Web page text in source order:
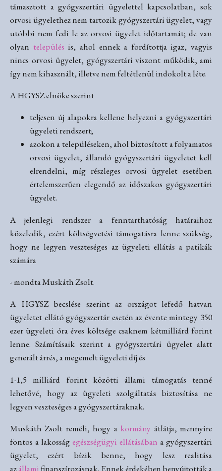
támasztott a gyógyszertári ügyelettel kapcsolatban, sok
orvosi ügyelethez nem tartozik gyógyszertári ügyelet, vagy
utóbbi nem fedi le az orvosi ügyelet időtartamát; de van
olyan település is, ahol ennek a fordítottja igaz, vagyis
nincs orvosi ügyelet, gyógyszertári viszont működik, ami
így nem kihasznált, illetve nem feltétlenül indokolt a léte.
A HGYSZ elnöke szerint
teljesen új alapokra kellene helyezni a gyógyszertári
ügyeleti rendszert;
azokon a településeken, ahol biztosított a folyamatos
orvosi ügyelet, állandó gyógyszertári ügyeletet kell
elrendelni, míg részleges orvosi ügyelet esetében
értelemszerűen elegendő az időszakos gyógyszertári
ügyelet.
A jelenlegi rendszer a fenntarthatóság határaihoz
közeledik, ezért költségvetési támogatásra lenne szükség,
hogy ne legyen veszteséges az ügyeleti ellátás a patikák
számára
- mondta Muskáth Zsolt.
A HGYSZ becslése szerint az országot lefedő hatvan
ügyeletet ellátó gyógyszertár esetén az évente mintegy 350
ezer ügyeleti óra éves költsége csaknem kétmilliárd forint
lenne. Számításaik szerint a gyógyszertári ügyelet alatt
generált árrés, a megemelt ügyeleti díj és
1-1,5 milliárd forint közötti állami támogatás tenné
lehetővé, hogy az ügyeleti szolgáltatás biztosítása ne
legyen veszteséges a gyógyszertáraknak.
Muskáth Zsolt reméli, hogy a kormány átlátja, mennyire
fontos a lakosság egészségügyi ellátásában a gyógyszertári
ügyelet, ezért bízik benne, hogy lesz realitása
azállami finanszírozásnak. Ennek érdekében benyújtották a